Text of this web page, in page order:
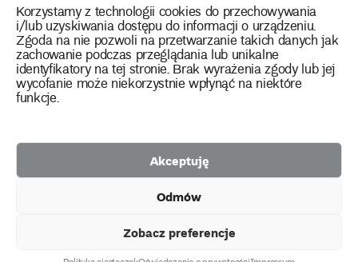
Korzystamy z technologii cookies do przechowywania
i/lub uzyskiwania dostępu do informacji o urządzeniu.
Zgoda na nie pozwoli na przetwarzanie takich danych jak
zachowanie podczas przeglądania lub unikalne
identyfikatory na tej stronie. Brak wyrażenia zgody lub jej
wycofanie może niekorzystnie wpłynąć na niektóre
funkcje.
Akceptuję
Odmów
Zobacz preferencje
Kontakt
instagram
twitterfacebookyoutube
tiktok
2026 Copyright by Muzeum Narodowe we Wrocławiu
Polityka prywatności
Etnograficznego
Facebook
Racławickiej
facebook
Przyjaciół